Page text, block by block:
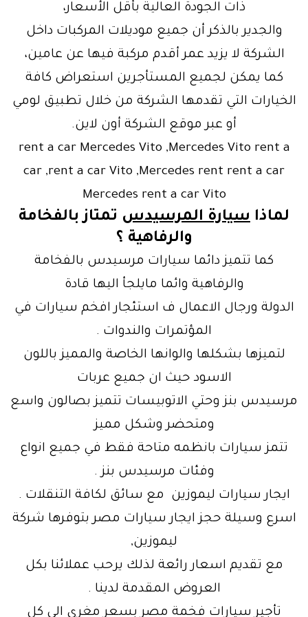
ذات الجودة العالية بأقل الأسعار،
والجدير بالذكر أن جميع موديلات المركبات داخل
الشركة لا يزيد عمر أقدم مركبة فيها عن عامين،
كما يمكن لجميع المستأجرين استعراض كافة
الخيارات التي تقدمها الشركة من خلال تطبيق لومي
أو عبر موقع الشركة أون لاين.
rent a car Mercedes Vito ,Mercedes Vito rent a
car ,rent a car Vito ,Mercedes rent rent a car
Mercedes rent a car Vito
لماذا سيارة المرسيدس تمتاز بالفخامة
والرفاهية ؟
كما تتميز دائما سيارات مرسيدس بالفخامة
والرفاهية وائما مايلجأ اليها قادة
الدولة ورجال الاعمال ف استئجار افخم سيارات في
المؤتمرات والندوات .
لتميزها بشكلها والوانها الخاصة والمميز باللون
الاسود حيث ان جميع عربات
مرسيدس بنز وحتي الاتوبيسات تتميز بصالون واسع
ومتحضر وشكل مميز
تتمز سيارات بانظمه متاحة فقط في جميع انواع
وفئات مرسيدس بنز .
ايجار سيارات ليموزين مع سائق لكافة التنقلات .
اسرع وسيلة حجز ايجار سيارات مصر بتوفرها شركة
ليموزين,
مع تقديم اسعار رائعة لذلك يرحب عملائنا بكل
العروض المقدمة لدينا .
تأجير سيارات فخمة مصر بسعر مغرى الي كل